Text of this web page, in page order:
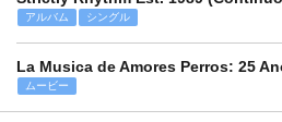
アルバム シングル
La Musica de Amores Perros: 25
ムービー